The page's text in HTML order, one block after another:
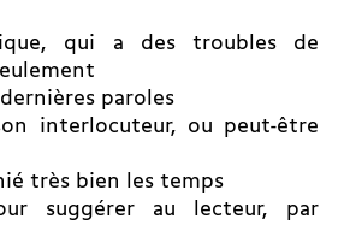
qui a des troubles de
dernières paroles
interlocuteur, ou peut-être
très bien les temps
suggérer au lecteur, par